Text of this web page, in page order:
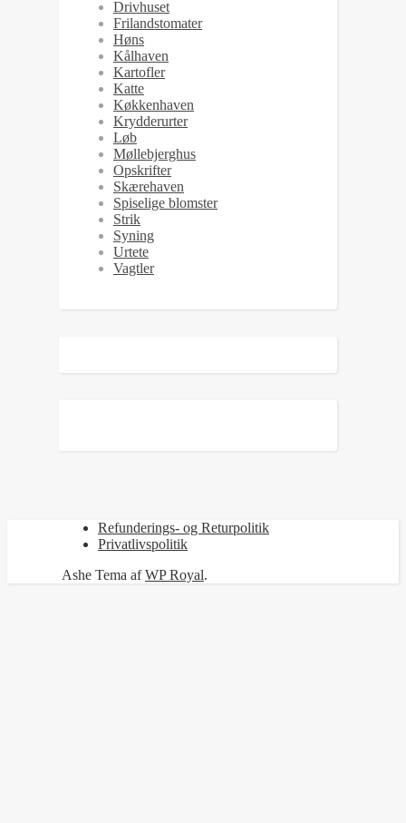
Drivhuset
Frilandstomater
Høns
Kålhaven
Kartofler
Katte
Køkkenhaven
Krydderurter
Løb
Møllebjerghus
Opskrifter
Skærehaven
Spiselige blomster
Strik
Syning
Urtete
Vagtler
Refunderings- og Returpolitik
Privatlivspolitik
Ashe Tema afWP Royal.